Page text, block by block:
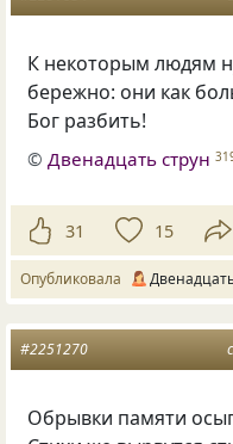
К некоторым людям
бережно: они как
Бог разбить!
©Двенадцать струн
31 15
Опубликовала
#2251270
Обрывки памяти